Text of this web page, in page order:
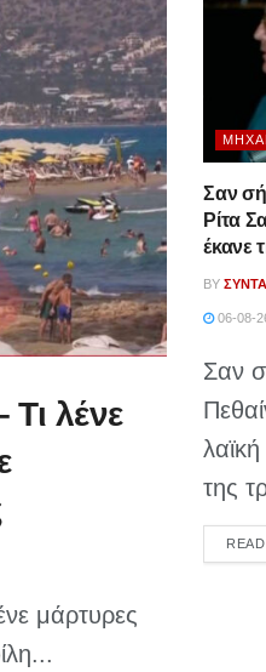
λένε
μάρτυρες
Σαν
Ρίτα
έκανε
BY
06-08-
Σαν
της